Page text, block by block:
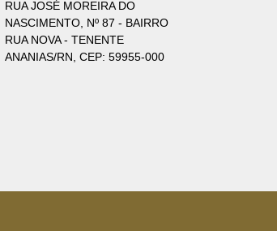
RUA JOSÉ MOREIRA DO
NASCIMENTO, Nº 87 - BAIRRO
RUA NOVA - TENENTE
ANANIAS/RN, CEP: 59955-000